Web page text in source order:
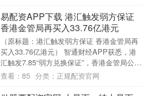
易配资APP下载 港汇触发弱方保证
香港金管局再买入33.76亿港元
（原标题：港汇触发弱方保证 香港金管局再
买入33.76亿港元） 智通财经APP获悉，港
汇触发7.85“弱方兑换保证”，香港金管局公
布，8月14日纽约交易时段收市....
查看： 85 分类： 正规配资官网